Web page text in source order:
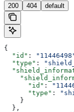
200 404 default
{
  "id"
:
  "type"
:
      "id"
:
      "type"
:
    }
  },